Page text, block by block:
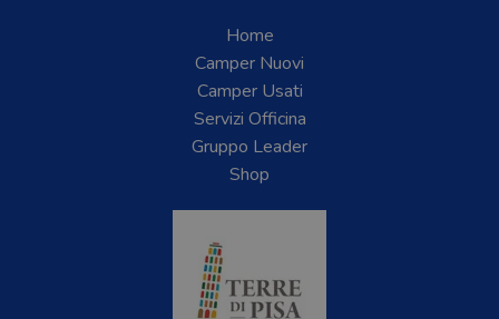
Home
Camper Nuovi
Camper Usati
Servizi Officina
Gruppo Leader
Shop